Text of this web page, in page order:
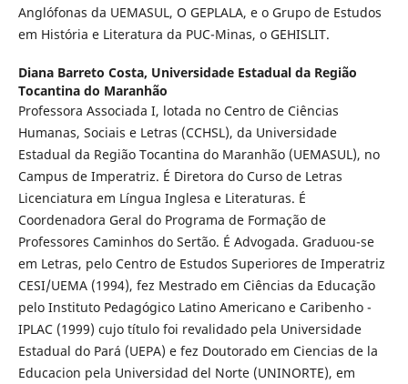
Anglófonas da UEMASUL, O GEPLALA, e o Grupo de Estudos
em História e Literatura da PUC-Minas, o GEHISLIT.
Diana Barreto Costa, Universidade Estadual da Região
Tocantina do Maranhão
Professora Associada I, lotada no Centro de Ciências
Humanas, Sociais e Letras (CCHSL), da Universidade
Estadual da Região Tocantina do Maranhão (UEMASUL), no
Campus de Imperatriz. É Diretora do Curso de Letras
Licenciatura em Língua Inglesa e Literaturas. É
Coordenadora Geral do Programa de Formação de
Professores Caminhos do Sertão. É Advogada. Graduou-se
em Letras, pelo Centro de Estudos Superiores de Imperatriz
CESI/UEMA (1994), fez Mestrado em Ciências da Educação
pelo Instituto Pedagógico Latino Americano e Caribenho -
IPLAC (1999) cujo título foi revalidado pela Universidade
Estadual do Pará (UEPA) e fez Doutorado em Ciencias de la
Educacion pela Universidad del Norte (UNINORTE), em